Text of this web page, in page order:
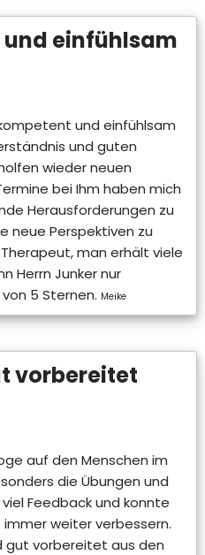
einfühlsam
und einfühlsam
und guten
wieder neuen
bei Ihm haben mich
Herausforderungen zu
neue Perspektiven zu
man erhält viele
Herrn Junker nur
5 Sternen. Meike
vorbereitet
auf den Menschen im
die Übungen und
Feedback und konnte
weiter verbessern.
gut vorbereitet aus den